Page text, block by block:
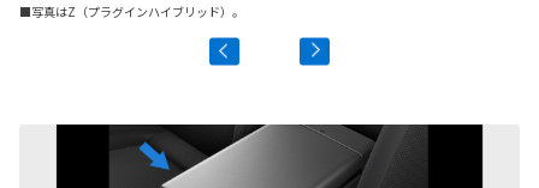
■写真はZ（プラグインハイブリッド）。